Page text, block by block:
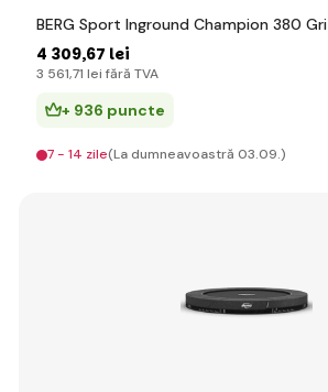
BERG Sport Inground Champion 380 Gri
4 309,67 lei
3 561,71 lei fără TVA
+ 936 puncte
7 - 14 zile(La dumneavoastră 03.09.)